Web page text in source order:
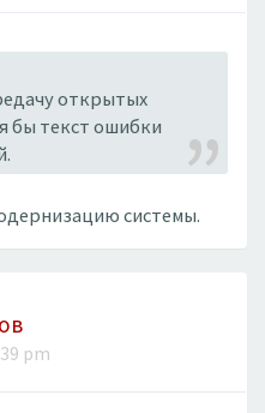
открытых
бы текст ошибки
системы.
pm